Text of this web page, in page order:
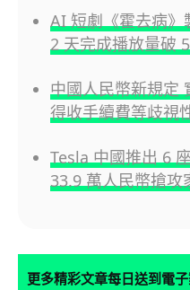
AI 短劇《霍去病》
2 天完成播放量破
中國人民幣新規定
得收手續費等歧視
Tesla 中國推出 6
33.9 萬人民幣搶攻
更多精彩文章每日送到電